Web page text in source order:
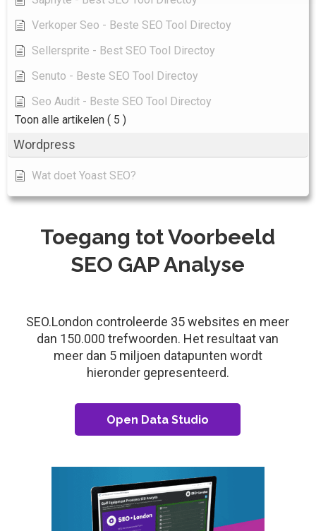
Verkoper Seo - Beste SEO Tool Directoy
Sellersprite - Best SEO Tool Directoy
Senuto - Beste SEO Tool Directoy
Seo Audit - Beste SEO Tool Directoy
Toon alle artikelen ( 5 )
Wordpress
Wat doet Yoast SEO?
Toegang tot Voorbeeld
SEO GAP Analyse
SEO.London controleerde 35 websites en meer
dan 150.000 trefwoorden. Het resultaat van
meer dan 5 miljoen datapunten wordt
hieronder gepresenteerd.
Open Data Studio